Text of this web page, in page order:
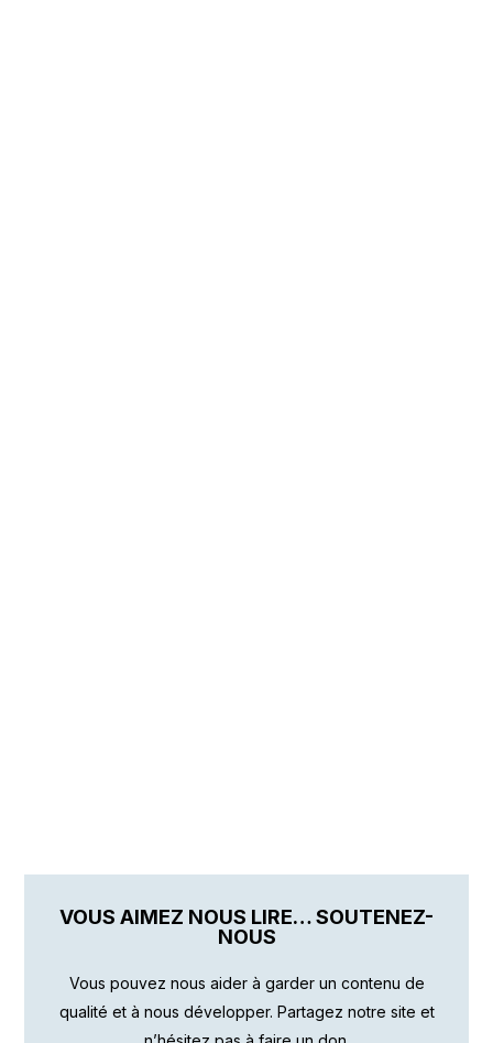
VOUS AIMEZ NOUS LIRE… SOUTENEZ-
NOUS
Vous pouvez nous aider à garder un contenu de
qualité et à nous développer. Partagez notre site et